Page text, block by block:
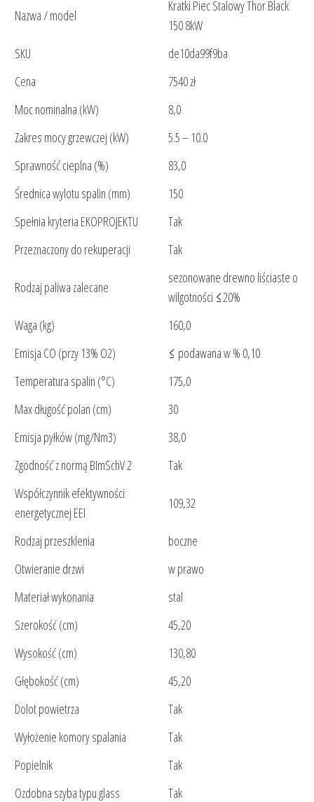
Nazwa / model
Kratki Piec Stalowy Thor Black
150 8kW
SKU
de10da99f9ba
Cena
7540 zł
Moc nominalna (kW)
8,0
Zakres mocy grzewczej (kW)
5.5 – 10.0
Sprawność cieplna (%)
83,0
Średnica wylotu spalin (mm)
150
Spełnia kryteria EKOPROJEKTU
Tak
Przeznaczony do rekuperacji
Tak
Rodzaj paliwa zalecane
sezonowane drewno liściaste o
wilgotności ≤20%
Waga (kg)
160,0
Emisja CO (przy 13% O2)
≤ podawana w % 0,10
Temperatura spalin (°C)
175,0
Max długość polan (cm)
30
Emisja pyłków (mg/Nm3)
38,0
Zgodność z normą BImSchV 2
Tak
Współczynnik efektywności
energetycznej EEI
109,32
Rodzaj przeszklenia
boczne
Otwieranie drzwi
w prawo
Materiał wykonania
stal
Szerokość (cm)
45,20
Wysokość (cm)
130,80
Głębokość (cm)
45,20
Dolot powietrza
Tak
Wyłożenie komory spalania
Tak
Popielnik
Tak
Ozdobna szyba typu glass
Tak